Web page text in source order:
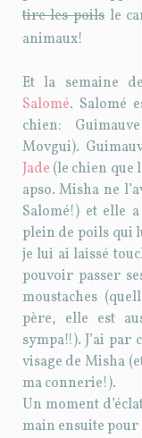
tire les poils le
animaux!
Et la semaine
Salomé. Salomé
chien:
Movgui).
Jade (le chien que
apso. Misha ne
Salomé!) et elle
plein de poils qui
je lui ai laissé
pouvoir passer
moustaches
père, elle est
sympa!!). J’ai
visage de Misha
ma connerie!).
Un moment
main ensuite